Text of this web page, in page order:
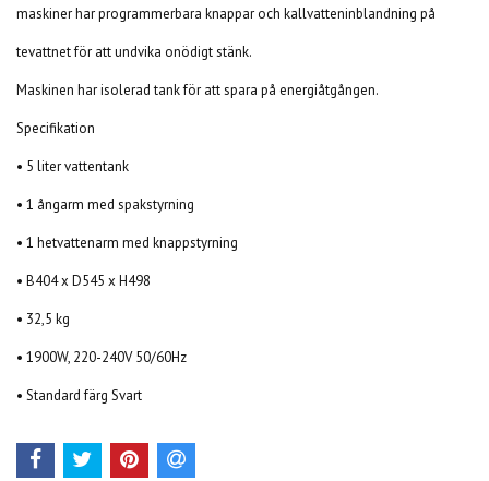
maskiner har programmerbara knappar och kallvatteninblandning på
tevattnet för att undvika onödigt stänk.
Maskinen har isolerad tank för att spara på energiåtgången.
Specifikation
• 5 liter vattentank
• 1 ångarm med spakstyrning
• 1 hetvattenarm med knappstyrning
• B404 x D545 x H498
• 32,5 kg
• 1900W, 220-240V 50/60Hz
• Standard färg Svart